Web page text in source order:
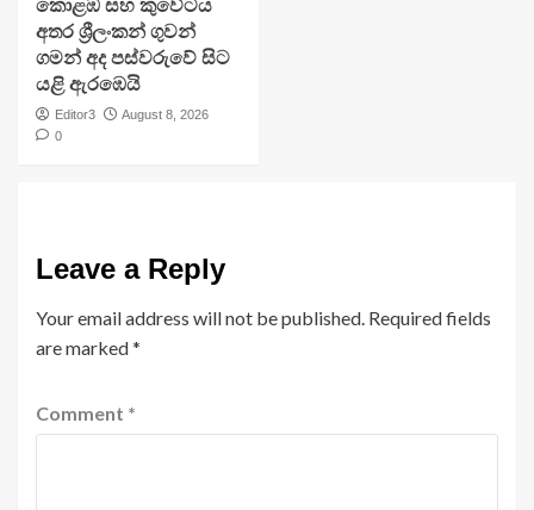
​කොළඹ සහ කුවේටය
අතර ශ්‍රීලංකන් ගුවන්
ගමන් අද පස්වරුවේ සිට
යළි ඇරඹෙයි
Editor3
August 8, 2026
0
Leave a Reply
Your email address will not be published. Required fields
are marked*
Comment *